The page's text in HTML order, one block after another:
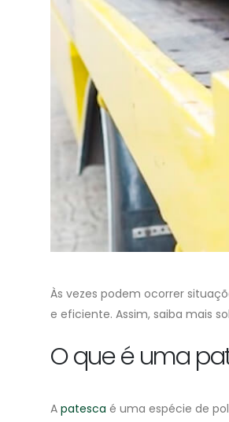
Às vezes podem ocorrer
e eficiente. Assim, saiba mais
O que é uma
A patesca é uma espécie de